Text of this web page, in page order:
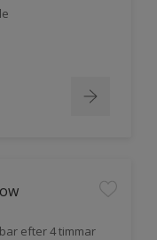
efter 4 timmar